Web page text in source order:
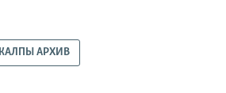
АРХИВ